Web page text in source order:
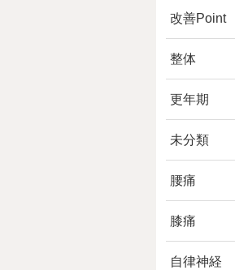
改善Point
整体
更年期
未分類
腰痛
膝痛
自律神経